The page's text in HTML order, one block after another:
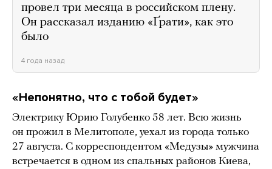
провел три месяца в российском плену.
Он рассказал изданию «Ґрати», как это
было
4 года назад
«Непонятно, что с тобой будет»
Электрику Юрию Голубенко 58 лет. Всю жизнь
он прожил в Мелитополе, уехал из города только
27 августа. С корреспондентом «Медузы» мужчина
встречается в одном из спальных районов Киева,